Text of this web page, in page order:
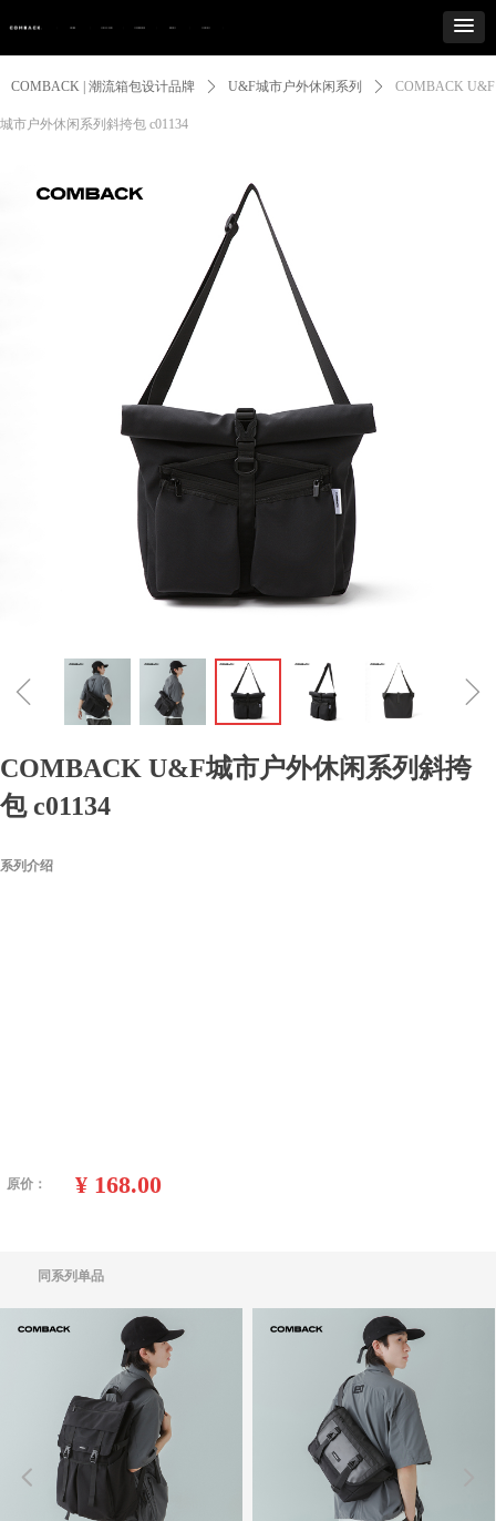
COMBACK | 潮流箱包设计品牌 ꄲ U&F城市户外休闲系列 ꄲ COMBACK U&F
城市户外休闲系列斜挎包 c01134
ꁆ ꁇ
COMBACK U&F城市户外休闲系列斜挎
包 c01134
原价： ¥ 168.00
넳
同系列单品
系列介绍
Control Render
ControlType:productSlideBind Error:未将对象引用设置到对象的实例。